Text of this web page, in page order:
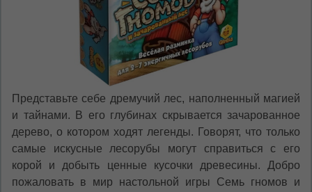
Представьте себе дремучий лес, наполненный магией
и тайнами. В его глубинах скрывается зачарованное
дерево, о котором ходят легенды. Говорят, что только
самые искусные лесорубы могут справиться с его
корой и добыть ценные кусочки древесины. Добро
пожаловать в мир настольной игры Семь гномов и
RU